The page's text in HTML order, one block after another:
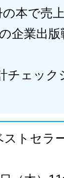
本で売
企業出
チェック
トセラ